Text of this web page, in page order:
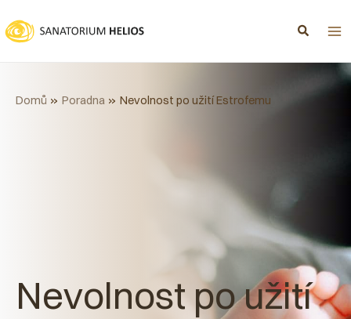
na
obsah
Nevolnost po užití
Domů Poradna Nevolnost po užití Estrofemu